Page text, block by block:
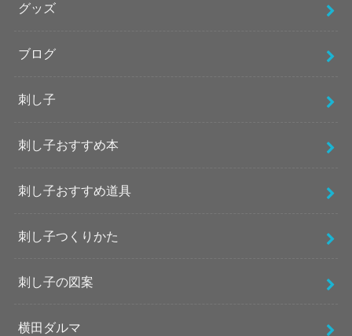
グッズ
ブログ
刺し子
刺し子おすすめ本
刺し子おすすめ道具
刺し子つくりかた
刺し子の図案
横田ダルマ